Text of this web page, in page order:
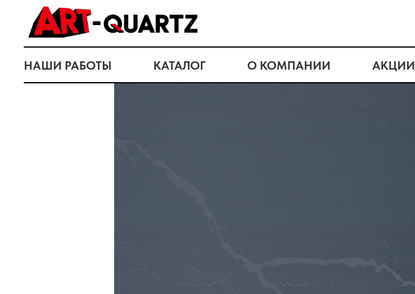
НАШИ РАБОТЫ КАТАЛОГ О КОМПАНИИ АКЦИИ